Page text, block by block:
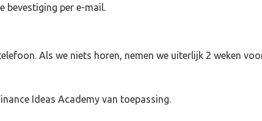
bevestiging per e-mail.
Als we niets horen, nemen we uiterlijk 2 weken
Ideas Academy van toepassing.